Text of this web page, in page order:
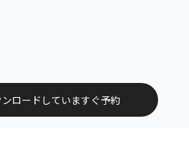
ロードしていますぐ予約